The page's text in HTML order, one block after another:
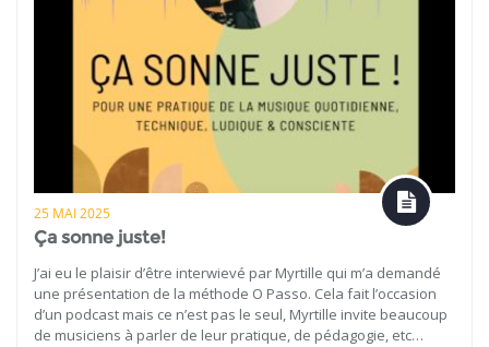
25 MAI 2025
Ça sonne juste!
J’ai eu le plaisir d’être interwievé par Myrtille qui m’a demandé
une présentation de la méthode O Passo. Cela fait l’occasion
d’un podcast mais ce n’est pas le seul, Myrtille invite beaucoup
de musiciens à parler de leur pratique, de pédagogie, etc…